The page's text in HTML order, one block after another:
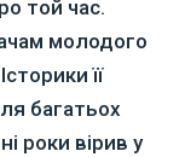
той час.
молодого
її
багатьох
роки вірив у